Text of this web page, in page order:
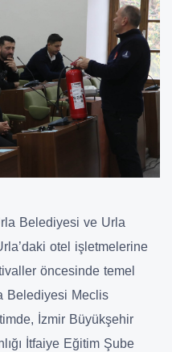
Belediyesi ve Urla
otel işletmelerine
öncesinde temel
Belediyesi Meclis
İzmir Büyükşehir
İtfaiye Eğitim Şube